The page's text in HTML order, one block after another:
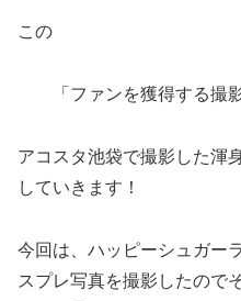
この
「ファンを獲得する撮
アコスタ池袋で撮影した渾
していきます！
今回は、ハッピーシュガー
スプレ写真を撮影したので